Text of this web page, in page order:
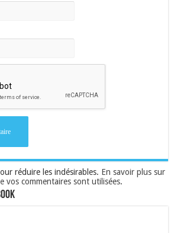
réduire les indésirables. En savoir plus sur
vos commentaires sont utilisées.